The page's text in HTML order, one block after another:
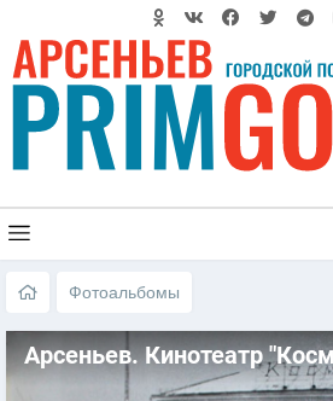
Фотоальбомы
Арсеньев. Кинотеатр